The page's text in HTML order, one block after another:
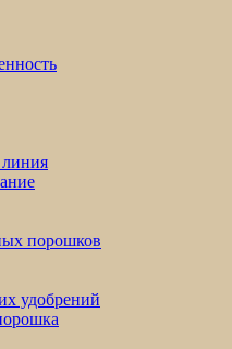
порошков
удобрений